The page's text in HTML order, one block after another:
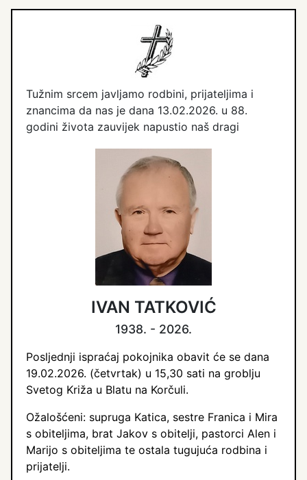
Tužnim srcem javljamo rodbini, prijateljima i
znancima da nas je dana 13.02.2026. u 88.
godini života zauvijek napustio naš dragi
IVAN TATKOVIĆ
1938. - 2026.
Posljednji ispraćaj pokojnika obavit će se dana
19.02.2026. (četvrtak) u 15,30 sati na groblju
Svetog Križa u Blatu na Korčuli.
Ožalošćeni: supruga Katica, sestre Franica i Mira
s obiteljima, brat Jakov s obitelji, pastorci Alen i
Marijo s obiteljima te ostala tugujuća rodbina i
prijatelji.